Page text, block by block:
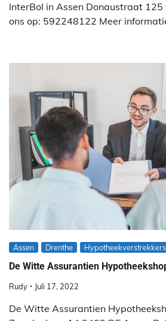
InterBol in Assen Donaustraat 125
ons op: 592248122 Meer
Assen Drenthe Hypotheekverstrekkers
De Witte Assurantien
Rudy Juli 17, 2022
De Witte Assurantien